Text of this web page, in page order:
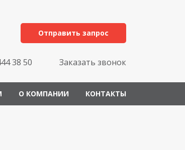
Отправить запрос
38 50 Заказать звонок
О КОМПАНИИ КОНТАКТЫ